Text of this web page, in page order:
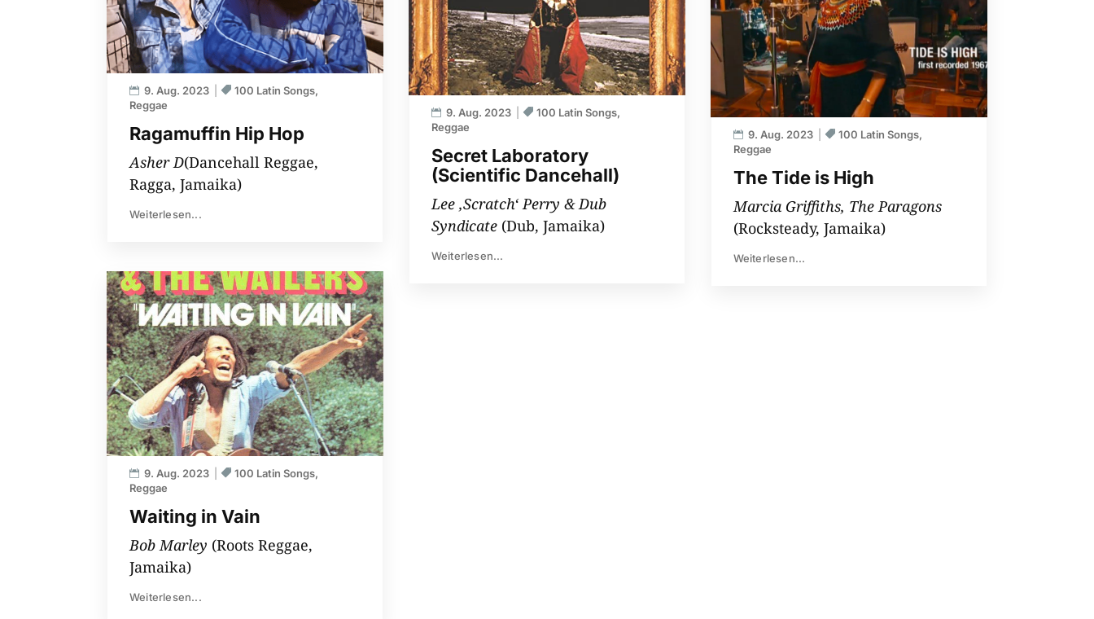
Ragamuffin Hip Hop
9. Aug. 2023
100 Latin Songs
Reggae
Asher D(Dancehall Reggae,
Ragga, Jamaika)
Weiterlesen...
Waiting in Vain
9. Aug. 2023
100 Latin Songs
Reggae
Bob Marley (Roots Reggae,
Jamaika)
Weiterlesen...
Secret Laboratory
(Scientific Dancehall)
9. Aug. 2023
100 Latin Songs
Reggae
Lee ‚Scratch‘ Perry & Dub
Syndicate(Dub, Jamaika)
Weiterlesen...
The Tide is High
9. Aug. 2023
100 Latin Songs
Reggae
Marcia Griffiths, The Paragons
(Rocksteady, Jamaika)
Weiterlesen...